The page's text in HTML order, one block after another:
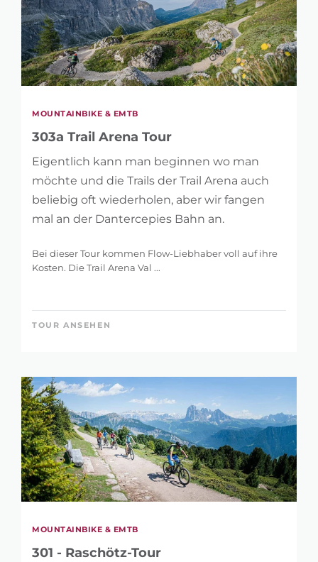
MOUNTAINBIKE & EMTB
303a Trail Arena Tour
Eigentlich kann man beginnen wo man
möchte und die Trails der Trail Arena auch
beliebig oft wiederholen, aber wir fangen
mal an der Dantercepies Bahn an.
Bei dieser Tour kommen Flow-Liebhaber voll auf ihre
Kosten. Die Trail Arena Val ...
TOUR ANSEHEN
MOUNTAINBIKE & EMTB
301 - Raschötz-Tour